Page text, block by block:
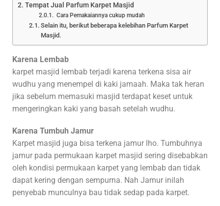
Tempat Jual Parfum Karpet Masjid
Cara Pemakaiannya cukup mudah
Selain itu, berikut beberapa kelebihan Parfum Karpet
Masjid.
Karena Lembab
karpet masjid lembab terjadi karena terkena sisa air
wudhu yang menempel di kaki jamaah. Maka tak heran
jika sebelum memasuki masjid terdapat keset untuk
mengeringkan kaki yang basah setelah wudhu.
Karena Tumbuh Jamur
Karpet masjid juga bisa terkena jamur lho. Tumbuhnya
jamur pada permukaan karpet masjid sering disebabkan
oleh kondisi permukaan karpet yang lembab dan tidak
dapat kering dengan sempurna. Nah Jamur inilah
penyebab munculnya bau tidak sedap pada karpet.